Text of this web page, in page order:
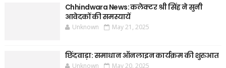
Chhindwara News: कलेक्टर श्री सिंह ने सुनी
आवेदकों की समस्यायें
Unknown May 21, 2025
छिंदवाड़ा: समाधान ऑनलाइन कार्यक्रम की शुरुआत
Unknown May 20, 2025